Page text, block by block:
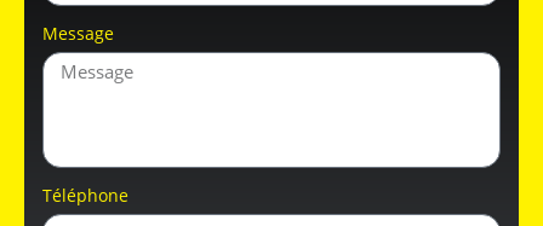
Message
Téléphone